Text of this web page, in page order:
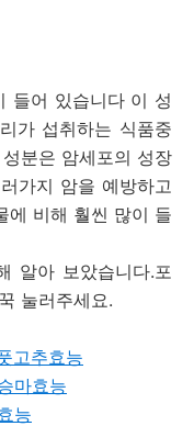
들어 있습니다 이 성
가 섭취하는 식품중
분은 암세포의 성장
가지 암을 예방하고
에 비해 훨씬 많이 들
알아 보았습니다.포
눌러주세요.
고추효능
마효능
능